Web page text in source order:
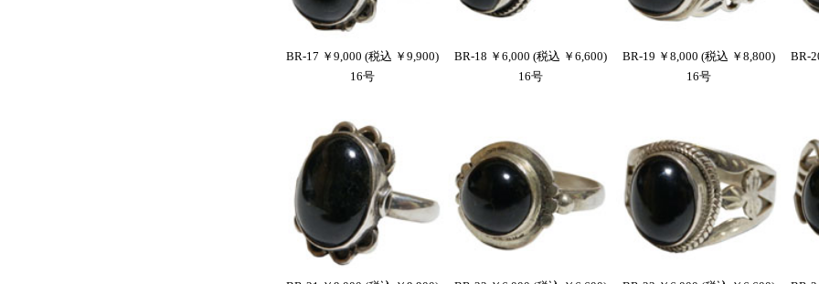
BR-17 ￥9,000 (税込 ￥9,900) BR-18 ￥6,000 (税込 ￥6,600) BR-19 ￥8,000 (税込 ￥8,800)
BR-
16号
16号 16号